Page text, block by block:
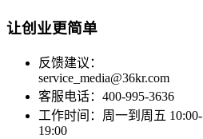
让创业更简单
反馈建议：
service_media@36kr.com
客服电话：400-995-3636
工作时间：周一到周五 10:00-
19:00